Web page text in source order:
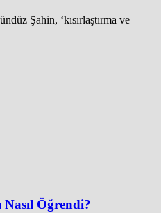
Şahin, ‘kısırlaştırma ve
Öğrendi?